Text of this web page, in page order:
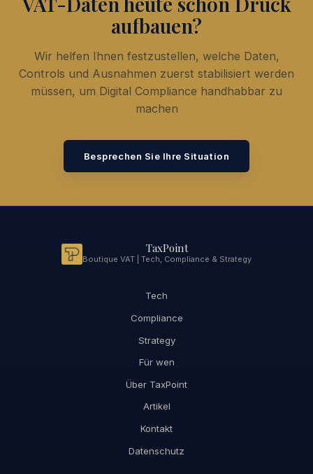
aufbauen?
Wir helfen Ihnen festzustellen, welche Daten,
Controls und Ausnahmen zuerst stabilisiert werden
müssen, um Digital Compliance handhabbar zu
machen
Besprechen Sie Ihre Situation
TaxPoint
Boutique VAT | Tech, Compliance & Strategy
Tech
Compliance
Strategy
Für wen
Über TaxPoint
Artikel
Kontakt
Datenschutz